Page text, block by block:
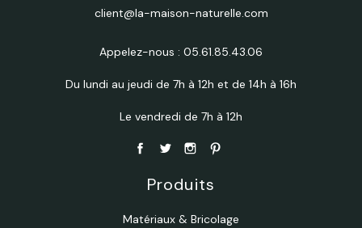
client@la-maison-naturelle.com
Appelez-nous : 05.61.85.43.06
Du lundi au jeudi de 7h à 12h et de 14h à 16h
Le vendredi de 7h à 12h
Produits
Matériaux & Bricolage